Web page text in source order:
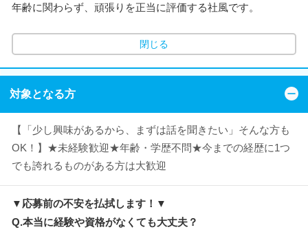
年齢に関わらず、頑張りを正当に評価する社風です。
閉じる
対象となる方
【「少し興味があるから、まずは話を聞きたい」そんな方も
OK！】★未経験歓迎★年齢・学歴不問★今までの経歴に1つ
でも誇れるものがある方は大歓迎
▼応募前の不安を払拭します！▼
Q.本当に経験や資格がなくても大丈夫？